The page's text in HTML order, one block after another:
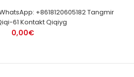
+8618120605182 Tangmir
61 Kontakt Qiqiyg
0,00€